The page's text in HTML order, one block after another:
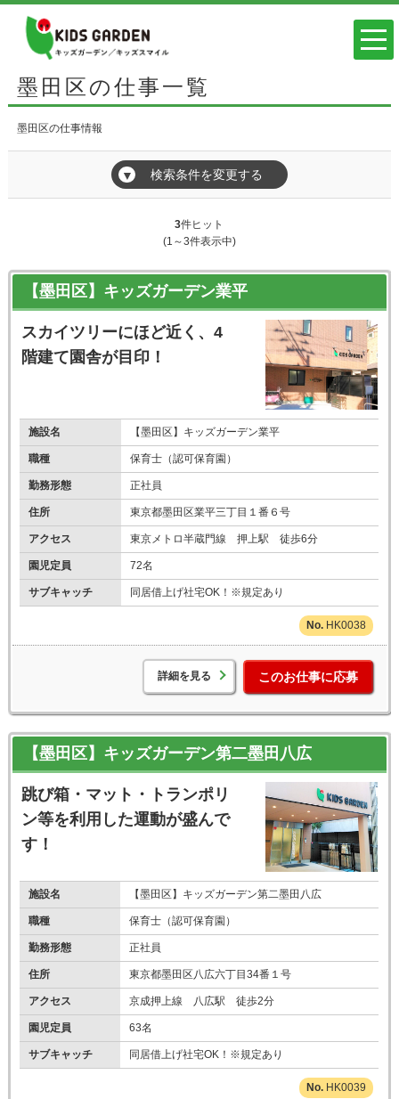
墨田区の仕事一覧
墨田区の仕事情報
▼ 検索条件を変更する
3件ヒット
(1～3件表示中)
【墨田区】キッズガーデン業平
スカイツリーにほど近く、4
階建て園舎が目印！
施設名 【墨田区】キッズガーデン業平
職種 保育士（認可保育園）
勤務形態 正社員
住所 東京都墨田区業平三丁目１番６号
アクセス 東京メトロ半蔵門線 押上駅 徒歩6分
園児定員 72名
サブキャッチ 同居借上げ社宅OK！※規定あり
HK0038
詳細を見る このお仕事に応募
【墨田区】キッズガーデン第二墨田八広
跳び箱・マット・トランポリ
ン等を利用した運動が盛んで
す！
施設名 【墨田区】キッズガーデン第二墨田八広
職種 保育士（認可保育園）
勤務形態 正社員
住所 東京都墨田区八広六丁目34番１号
アクセス 京成押上線 八広駅 徒歩2分
園児定員 63名
サブキャッチ 同居借上げ社宅OK！※規定あり
HK0039